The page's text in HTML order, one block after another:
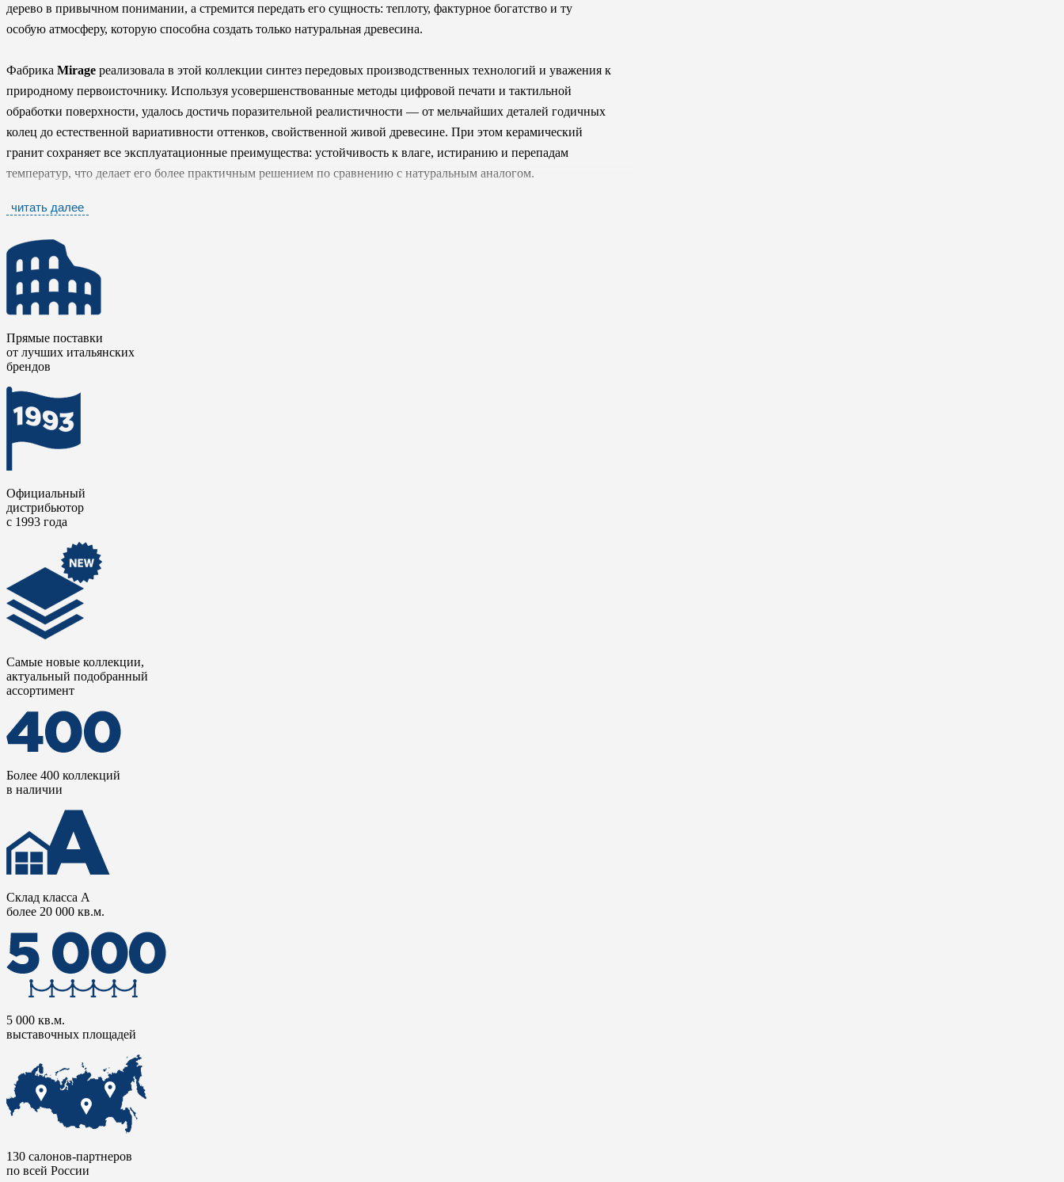
дерево в привычном понимании, а стремится передать его сущность: теплоту, фактурное богатство и ту
особую атмосферу, которую способна создать только натуральная древесина.
Фабрика Mirage реализовала в этой коллекции синтез передовых производственных технологий и уважения к
природному первоисточнику. Используя усовершенствованные методы цифровой печати и тактильной
обработки поверхности, удалось достичь поразительной реалистичности — от мельчайших деталей годичных
колец до естественной вариативности оттенков, свойственной живой древесине. При этом керамический
гранит сохраняет все эксплуатационные преимущества: устойчивость к влаге, истиранию и перепадам
температур, что делает его более практичным решением по сравнению с натуральным аналогом.
Эстетика коллекции
для современных интерьеров, где ценится чистота линий и естественность текстур. Такая универсальность
позволяет использовать данный керамогранит в широком спектре интерьеров - скандинавский, прованс,
кантри и других.
природой, но адаптированного под ритм современной жизни.
читать далее
Прямые поставки
от лучших итальянских
брендов
Официальный
дистрибьютор
с 1993 года
Самые новые коллекции,
актуальный подобранный
ассортимент
Более 400 коллекций
в наличии
Склад класса А
более 20 000 кв.м.
5 000 кв.м.
выставочных площадей
130 салонов-партнеров
по всей России